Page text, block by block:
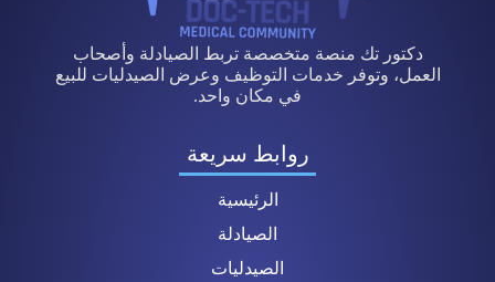
دكتور تك منصة متخصصة تربط الصيادلة وأصحاب
العمل، وتوفر خدمات التوظيف وعرض الصيدليات للبيع
في مكان واحد.
روابط سريعة
الرئيسية
الصيادلة
الصيدليات